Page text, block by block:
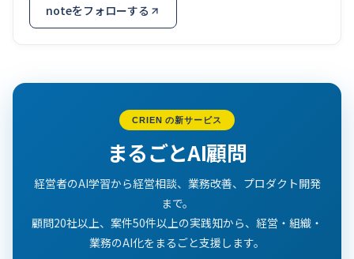
noteをフォローする
CRIEN の新サービス
まるごとAI顧問
経営者のAI学習から経営相談、業務改善、プロダクト開発
まで。
顧問20社以上、案件50件以上の実践知から、経営・組織・
業務のAI化をまるごと支援します。